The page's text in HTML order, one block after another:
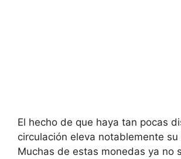
El hecho de que haya tan pocas
circulación eleva notablemente
Muchas de estas monedas ya no